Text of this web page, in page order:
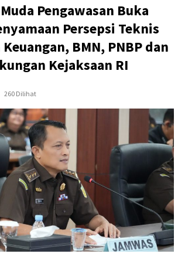
Pengawasan Buka
Persepsi Teknis
BMN, PNBP dan
Kejaksaan RI
260 Dilihat